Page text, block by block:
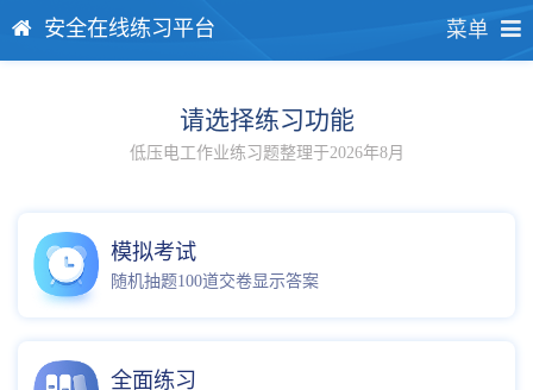
安全在线练习平台 菜单
请选择练习功能
低压电工作业练习题整理于2026年8月
模拟考试
随机抽题100道交卷显示答案
全面练习